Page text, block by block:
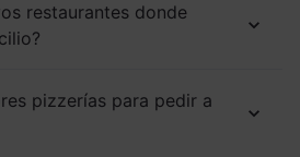
restaurantes donde
pizzerías para pedir a